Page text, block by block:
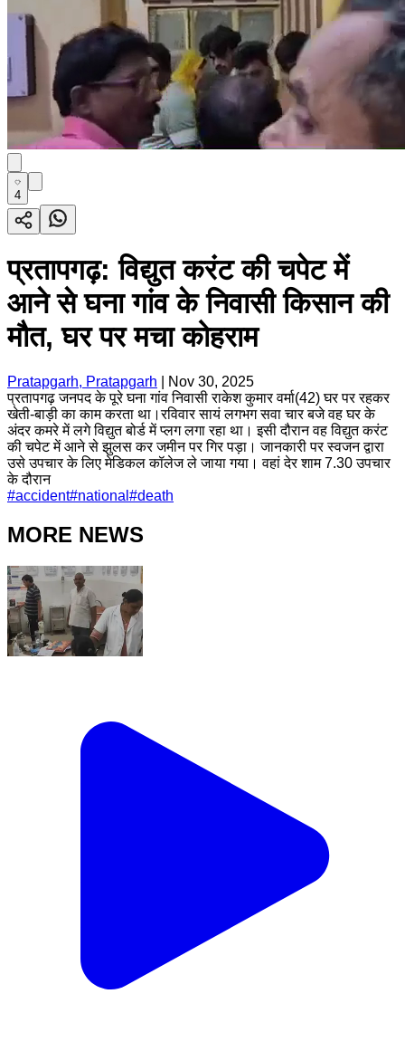
4
प्रतापगढ़: विद्युत करंट की चपेट में
आने से घना गांव के निवासी किसान की
मौत, घर पर मचा कोहराम
Pratapgarh, Pratapgarh
Nov 30, 2025
प्रतापगढ़ जनपद के पूरे घना गांव निवासी राकेश कुमार वर्मा(42) घर पर रहकर
खेती-बाड़ी का काम करता था।रविवार सायं लगभग सवा चार बजे वह घर के
अंदर कमरे में लगे विद्युत बोर्ड में प्लग लगा रहा था। इसी दौरान वह विद्युत करंट
की चपेट में आने से झुलस कर जमीन पर गिर पड़ा। जानकारी पर स्वजन द्वारा
उसे उपचार के लिए मेडिकल कॉलेज ले जाया गया। वहां देर शाम 7.30 उपचार
के दौरान
#accident#national #death
MORE NEWS